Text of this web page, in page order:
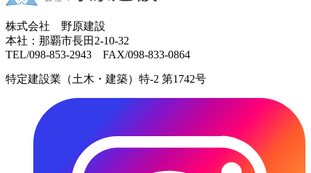
株式会社 野原建設
本社：那覇市長田2-10-32
TEL/098-853-2943 FAX/098-833-0864
特定建設業（土木・建築）特-2 第1742号